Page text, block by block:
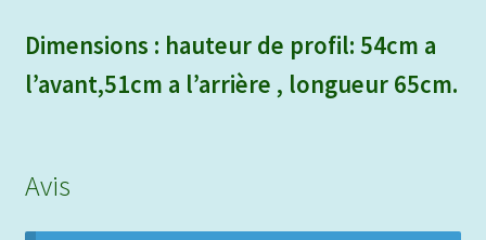
Dimensions : hauteur de profil: 54cm a
l’avant,51cm a l’arrière , longueur 65cm.
Avis